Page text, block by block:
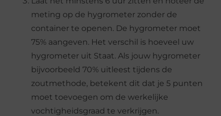
meting op de hygrometer zonder de
container te openen. De hygrometer moet
75% aangeven. Het verschil is hoeveel uw
hygrometer uit Staat. Als jouw hygrometer
bijvoorbeeld 70% uitleest tijdens de
zoutmethode, betekent dit dat je 5 punten
moet toevoegen om de werkelijke
vochtigheidsgraad te verkrijgen.